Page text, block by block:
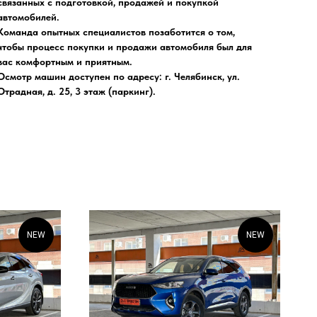
опытных специалистов позаботится о том,
процесс покупки и продажи автомобиля был для
комфортным и приятным.
машин доступен по адресу: г. Челябинск, ул.
д. 25, 3 этаж (паркинг).
NEW NEW